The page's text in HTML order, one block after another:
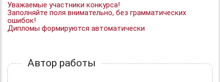
Уважаемые участники конкурса!
Заполняйте поля внимательно, без грамматических
ошибок!
Дипломы формируются автоматически
Автор работы